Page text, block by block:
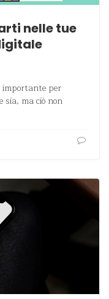
nelle tue
importante per
sia, ma ciò non